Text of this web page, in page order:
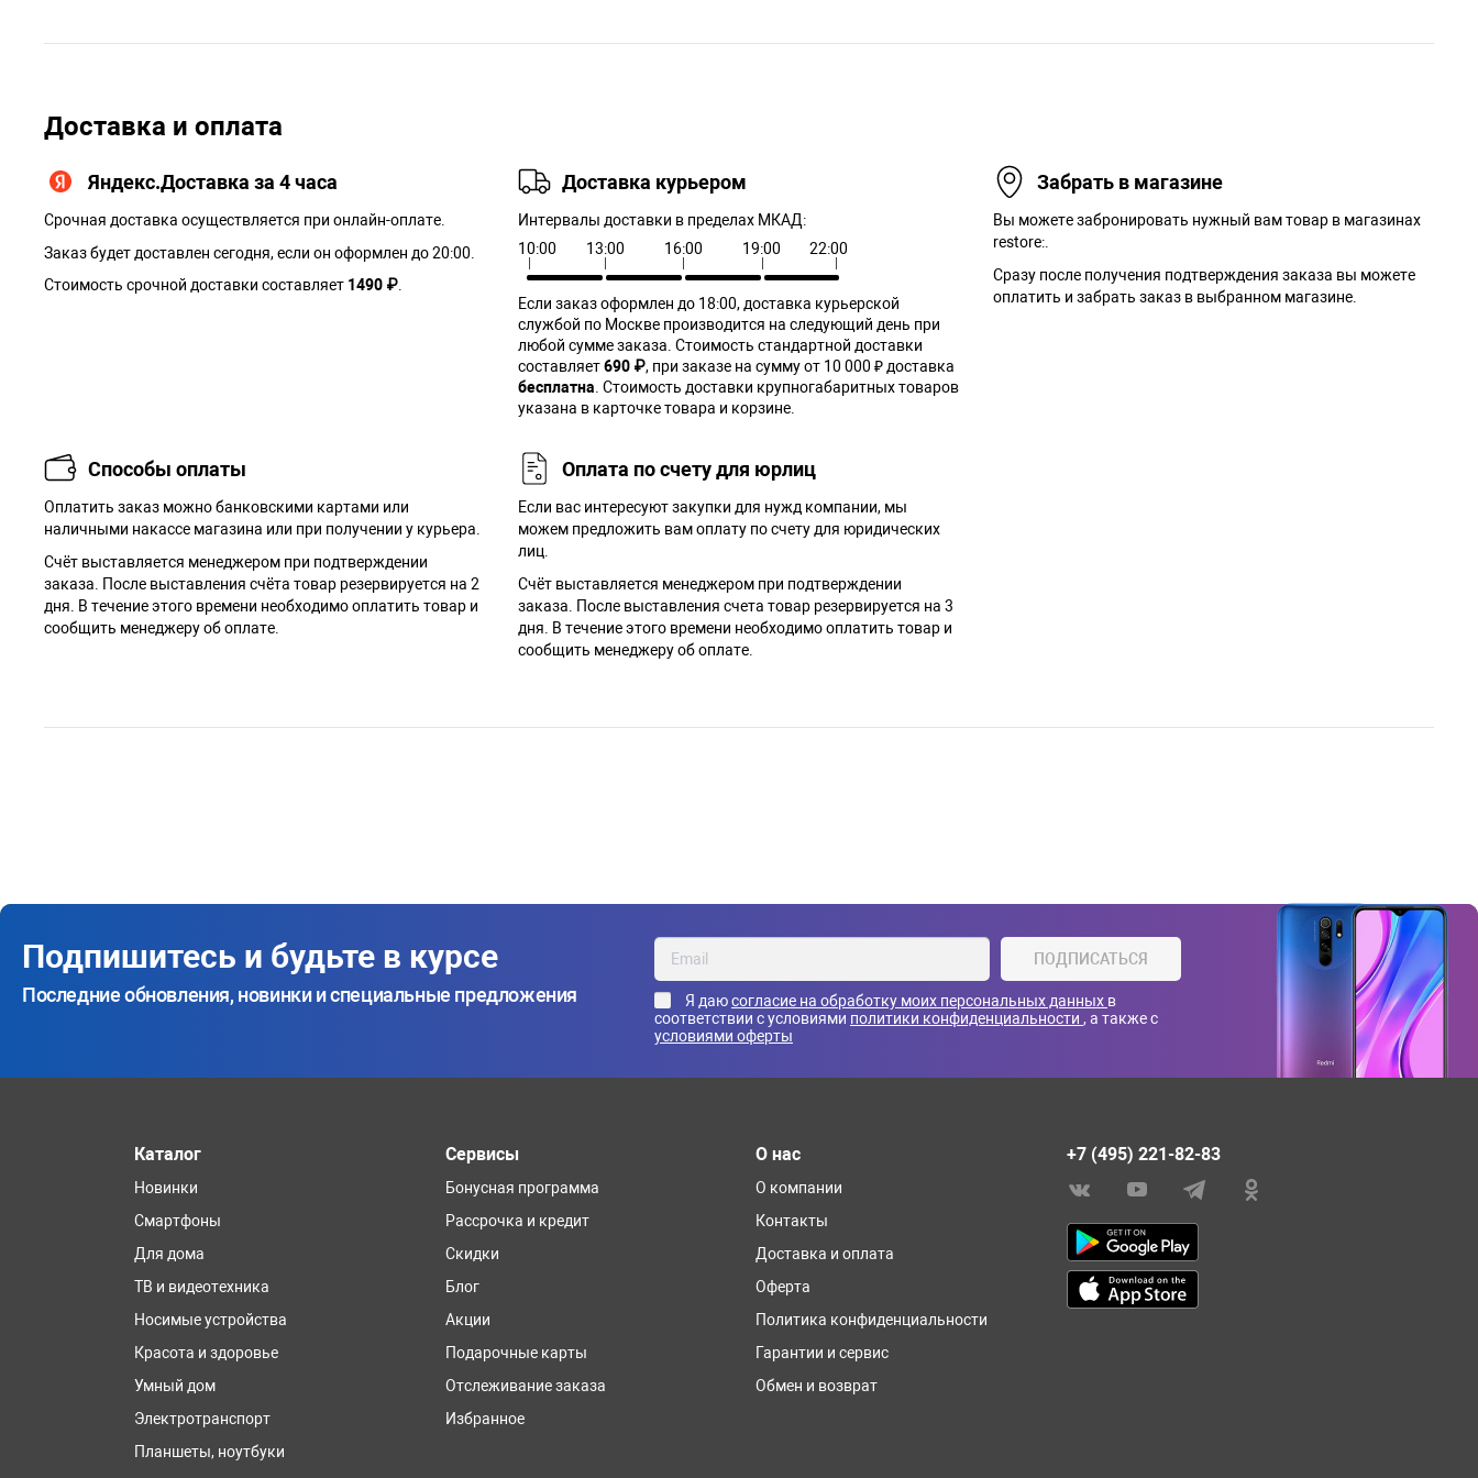
Доставка и оплата
Яндекс.Доставка за 4 часа
Срочная доставка осуществляется при онлайн-оплате.
Заказ будет доставлен сегодня, если он оформлен до 20:00.
Стоимость срочной доставки составляет 1490 ₽
Доставка курьером
Интервалы доставки в пределах МКАД:
10:00
13:00 16:00 19:00 22:00
Если заказ оформлен до 18:00, доставка курьерской
службой по Москве производится на следующий день при
любой сумме заказа. Cтоимость стандартной доставки
составляет690 ₽, при заказе на сумму от 10 000 ₽ доставка
бесплатна . Стоимость доставки крупногабаритных товаров
указана в карточке товара и корзине.
Забрать в магазине
Вы можете забронировать нужный вам товар в магазинах
restore:.
Сразу после получения подтверждения заказа вы можете
оплатить и забрать заказ в выбранном магазине.
Способы оплаты
Оплатить заказ можно банковскими картами или
наличными накассе магазина или при получении у курьера.
Cчёт выставляется менеджером при подтверждении
заказа. После выставления счёта товар резервируется на 2
дня. В течение этого времени необходимо оплатить товар и
сообщить менеджеру об оплате.
Оплата по счету для юрлиц
Если вас интересуют закупки для нужд компании, мы
можем предложить вам оплату по счету для юридических
лиц.
Счёт выставляется менеджером при подтверждении
заказа. После выставления счета товар резервируется на 3
дня. В течение этого времени необходимо оплатить товар и
сообщить менеджеру об оплате.
Подпишитесь и будьте в курсе
Последние обновления, новинки и специальные предложения
ПОДПИСАТЬСЯ
Я даюсогласие на обработку моих персональных данных в
соответствии с условиями политики конфиденциальности , а также с
условиями оферты
Каталог
Новинки
Смартфоны
Для дома
ТВ и видеотехника
Носимые устройства
Красота и здоровье
Умный дом
Электротранспорт
Планшеты, ноутбуки
Сервисы
Бонусная программа
Рассрочка и кредит
Скидки
Блог
Акции
Подарочные карты
Отслеживание заказа
Избранное
О нас
О компании
Контакты
Доставка и оплата
Оферта
Политика конфиденциальности
Гарантии и сервис
Обмен и возврат
+7 (495) 221-82-83